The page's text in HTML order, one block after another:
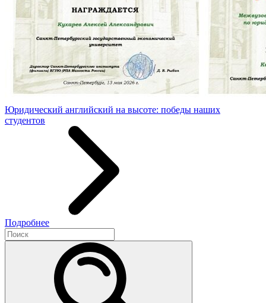
Юридический английский на высоте: победы наших
студентов
Подробнее